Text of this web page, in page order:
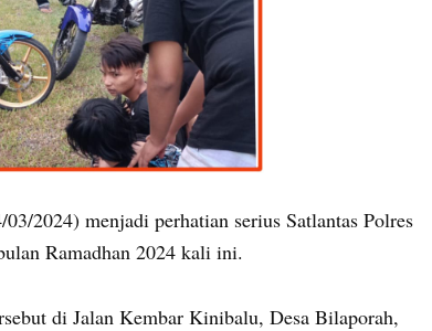
2024) menjadi perhatian serius Satlantas Polres
Ramadhan 2024 kali ini.
di Jalan Kembar Kinibalu, Desa Bilaporah,